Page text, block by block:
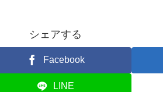
シェアする
Facebook
LINE